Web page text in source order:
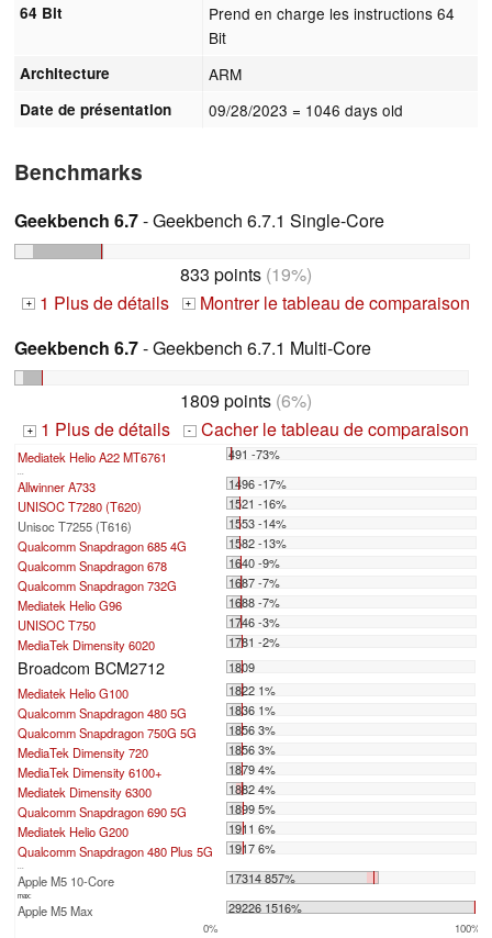
64 Bit
Prend en charge les instructions 64
Bit
Architecture ARM
Date de présentation 09/28/2023 = 1046 days old
Benchmarks
Geekbench 6.7- Geekbench 6.7.1 Single-Core
833 points (19%)
+ 1 Plus de détails + Montrer le tableau de comparaison
Geekbench 6.7- Geekbench 6.7.1 Multi-Core
1809 points (6%)
+ 1 Plus de détails - Cacher le tableau de comparaison
Mediatek Helio A22 MT6761 491 -73%
...
Allwinner A733
1496 -17%
UNISOC T7280 (T620)
1521 -16%
Unisoc T7255 (T616)
1553 -14%
Qualcomm Snapdragon 685 4G
1582 -13%
Qualcomm Snapdragon 678
1640 -9%
Qualcomm Snapdragon 732G
1687 -7%
Mediatek Helio G96
1688 -7%
UNISOC T750
1746 -3%
MediaTek Dimensity 6020
1781 -2%
Broadcom BCM2712
1809
Mediatek Helio G100
1822 1%
Qualcomm Snapdragon 480 5G
1836 1%
Qualcomm Snapdragon 750G 5G
1856 3%
MediaTek Dimensity 720
1856 3%
MediaTek Dimensity 6100+
1879 4%
Mediatek Dimensity 6300
1882 4%
Qualcomm Snapdragon 690 5G
1899 5%
Mediatek Helio G200
1911 6%
Qualcomm Snapdragon 480 Plus 5G
1917 6%
...
Apple M5 10-Core 17314 857%
max:
Apple M5 Max 29226 1516%
0% 100%